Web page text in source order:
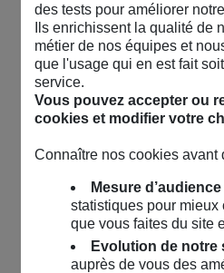
des tests pour améliorer
Ils enrichissent la qualité de
métier de nos équipes et
que l'usage qui en est fait
service.
Vous pouvez accepter ou
cookies et modifier votre
Connaître nos cookies avant
Mesure d’audience
statistiques pour mieux
que vous faites du site
Evolution de notre
auprès de vous des